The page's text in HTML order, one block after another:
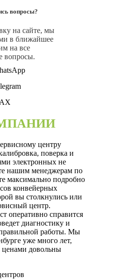
вопросы?
на сайте, мы
в ближайшее
на все
вопросы.
центру
поверка и
электронных не
нашим менеджерам по
максимально подробно
конвейерных
вы столкнулись или
центр.
оперативно справится
диагностику и
работы. Мы
уже много лет,
довольны